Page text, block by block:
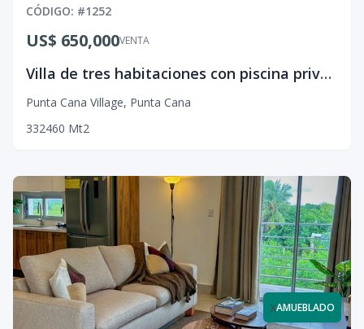
CÓDIGO: #1252
VENTA
US$ 650,000
Villa de tres habitaciones con piscina privada
Punta Cana Village, Punta Cana
332460 Mt2
xAMUEBLADO